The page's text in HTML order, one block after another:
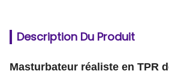
Description Du Produit
Masturbateur réaliste en TPR